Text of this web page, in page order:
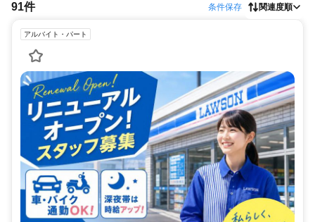
91件 条件保存 関連度順
アルバイト・パート